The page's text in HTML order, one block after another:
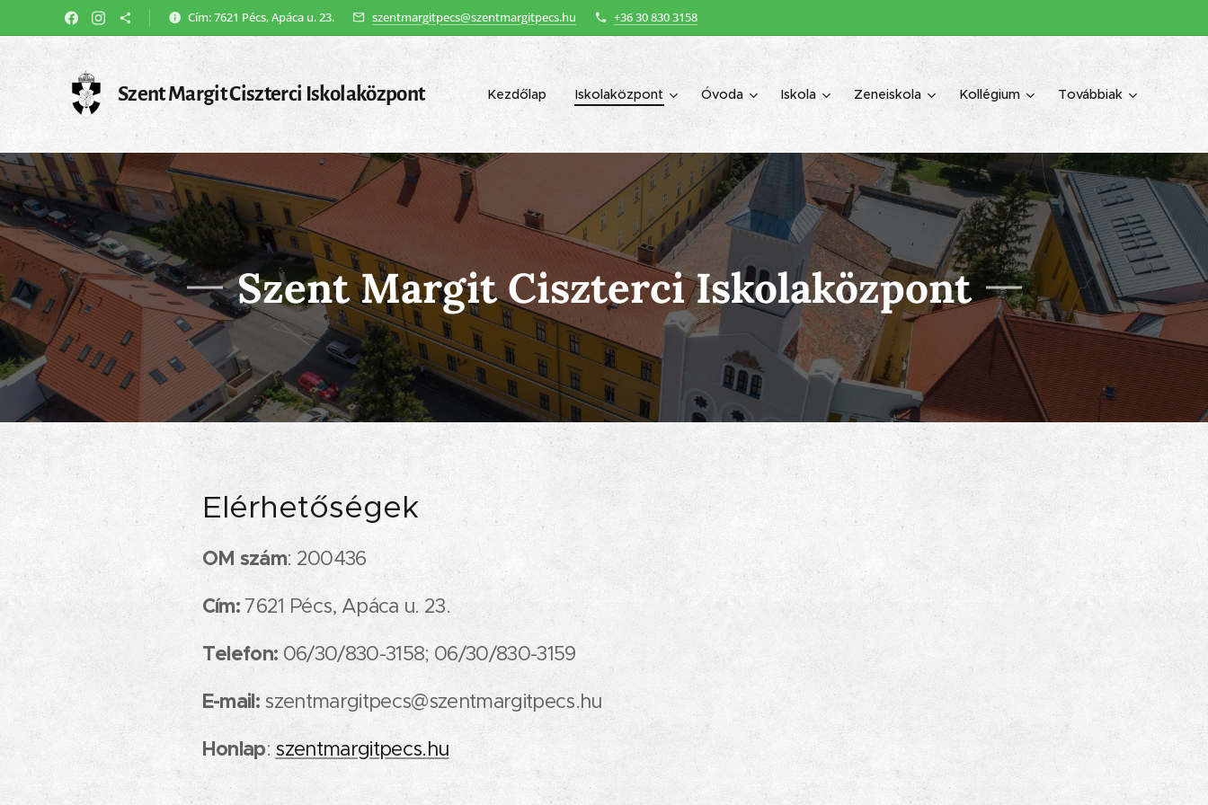
Cím: 7621 Pécs, Apáca u. 23. szentmargitpecs@szentmargitpecs.hu +36 30 830 3158
Szent Margit Ciszterci Iskolaközpont Kezdőlap Iskolaközpont Óvoda Iskola Zeneiskola Kollégium Továbbiak
Szent Margit Ciszterci Iskolaközpont
Elérhetőségek
OM szám: 200436
Cím:7621 Pécs, Apáca u. 23.
Telefon: 06/30/830-3158; 06/30/830-3159
E-mail: szentmargitpecs@szentmargitpecs.hu
Honlap: szentmargitpecs.hu